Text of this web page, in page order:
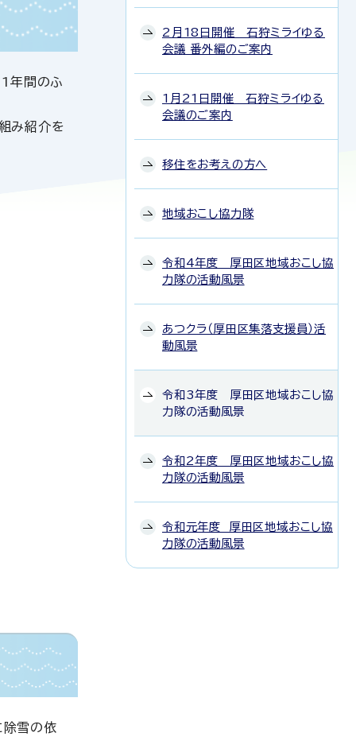
1年間のふ
み紹介を
除雪の依
2月18日開催 石狩ミライゆる
会議 番外編のご案内
1月21日開催 石狩ミライゆる
会議のご案内
移住をお考えの方へ
地域おこし協力隊
令和4年度 厚田区地域おこし協
力隊の活動風景
あつクラ（厚田区集落支援員）活
動風景
令和3年度 厚田区地域おこし協
力隊の活動風景
令和2年度 厚田区地域おこし協
力隊の活動風景
令和元年度 厚田区地域おこし協
力隊の活動風景